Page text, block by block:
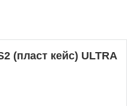
(пласт кейс) ULTRA